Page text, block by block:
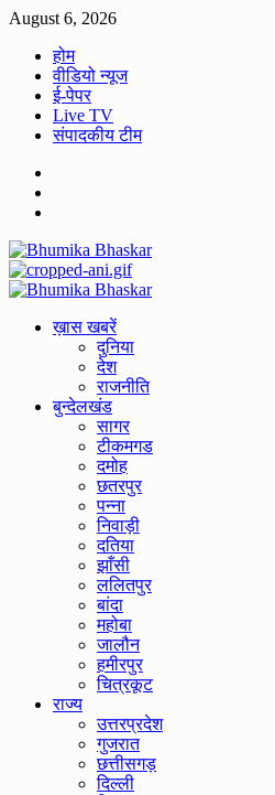
Skip
content
August 6, 2026
होम
वीडियो न्यूज
ई-पेपर
Live TV
संपादकीय टीम
Primary
ख़ास खबरें
दुनिया
देश
राजनीति
बुन्देलखंड
सागर
टीकमगड
दमोह
छतरपुर
पन्ना
निवाड़ी
दतिया
झाँसी
ललितपुर
बांदा
महोबा
जालौन
हमीरपुर
चित्रकूट
राज्य
उत्तरप्रदेश
गुजरात
छत्तीसगड़
दिल्ली